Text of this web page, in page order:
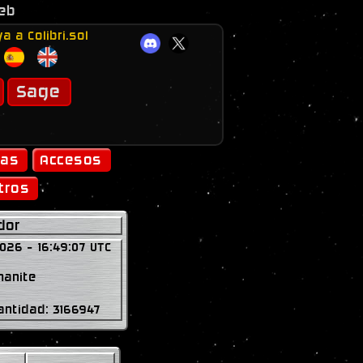
desde 100€)
a Colibri.sol
Sage
Accesos
- 16:49:07 UTC
3166947